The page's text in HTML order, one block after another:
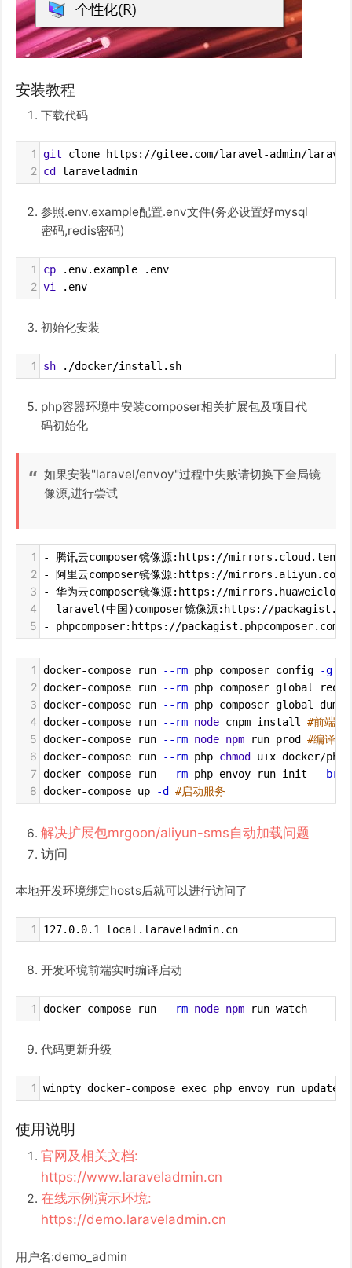
安装教程
下载代码
1 git clone https://gitee.com/laravel-admin/
2 cd laraveladmin
参照.env.example配置.env文件(务必设置好mysql
密码,redis密码)
1 cp .env.example .env
2 vi .env
初始化安装
1 sh ./docker/install.sh
php容器环境中安装composer相关扩展包及项目代
码初始化
如果安装"laravel/envoy"过程中失败请切换下全局镜
像源,进行尝试
1 - 腾讯云composer镜像源:https://
2 - 阿里云composer镜像源:https://mirrors.aliyun.com/
3 - 华为云composer镜像源:https://
4 - laravel(中国)composer镜像源:https://
5 - phpcomposer:https://packagist.phpcomposer.com
1 docker-compose run --rm php composer config -g
2 docker-compose run --rm php composer global
3 docker-compose run --rm php composer global
4 docker-compose run --rm node cnpm install #前端编
5 docker-compose run --rm node npm run prod #编译前
6 docker-compose run --rm php chmod u+x docker/
7 docker-compose run --rm php envoy run init --
8 docker-compose up -d #启动服务
解决扩展包mrgoon/aliyun-sms自动加载问题
访问
本地开发环境绑定hosts后就可以进行访问了
1 127.0.0.1 local.laraveladmin.cn
开发环境前端实时编译启动
1 docker-compose run --rm node npm run watch
代码更新升级
1 winpty docker-compose exec php envoy run update
使用说明
官网及相关文档:
https://www.laraveladmin.cn
在线示例演示环境:
https://demo.laraveladmin.cn
用户名:demo_admin